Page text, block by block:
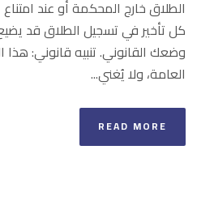
الطلاق خارج المحكمة أو عند
كل تأخير في تسجيل الطلاق قد
وضعك القانوني. تنبيه قانوني: هذا
العامة، ولا يُغني...
READ MORE